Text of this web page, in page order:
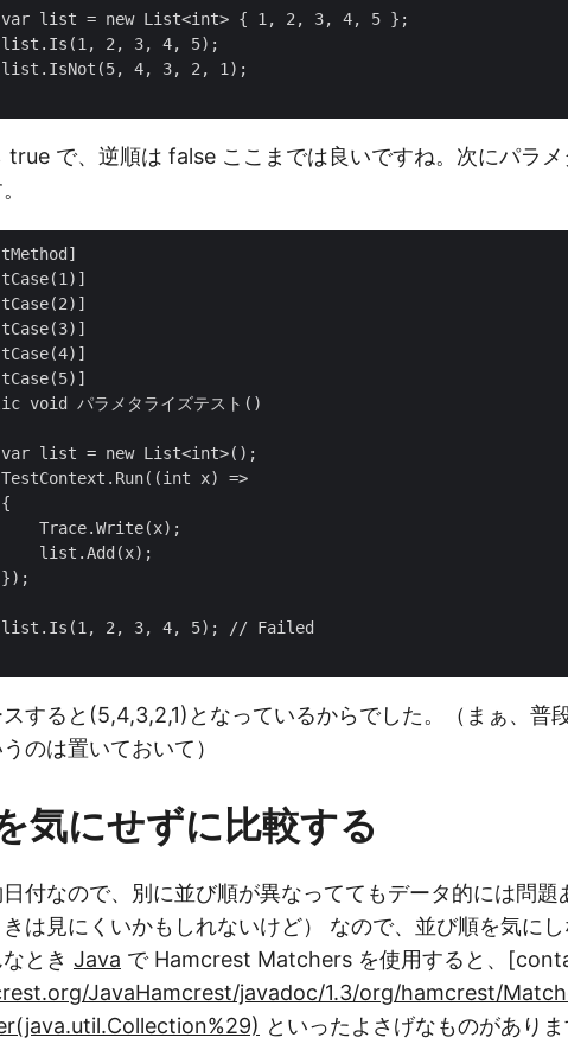
list = new List<int> { 1, 2, 3, 4, 5 };
2, 3, 4, 5);
4, 3, 2, 1);
true で、逆順は false ここまでは良いですね。次にパラメ
void パラメタライズテスト()
list = new List<int>();
x) =>
Trace.Write(x);
list.Add(x);
2, 3, 4, 5); // Failed
すると(5,4,3,2,1)となっているからでした。（まぁ、普
のは置いておいて）
気にせずに比較する
付なので、別に並び順が異なっててもデータ的には問題
は見にくいかもしれないけど） なので、並び順を気に
とき Java で Hamcrest Matchers を使用すると、
JavaHamcrest/javadoc/1.3/org/hamcrest/
といったよさげなものがありま